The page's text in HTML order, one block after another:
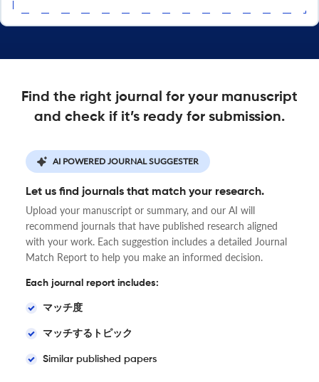
Find the right journal for your manuscript
and check if it’s ready for submission.
AI POWERED JOURNAL SUGGESTER
Let us find journals that match your research.
Upload your manuscript or summary, and our AI will
recommend journals that have published research aligned
with your work. Each suggestion includes a detailed Journal
Match Report to help you make an informed decision.
Each journal report includes:
マッチ度
マッチするトピック
Similar published papers